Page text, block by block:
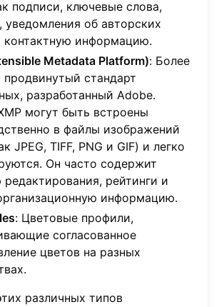
подписи, ключевые слова,
уведомления об авторских
контактную информацию.
Metadata Platform): Более
продвинутый стандарт
разработанный Adobe.
могут быть встроены
в файлы изображений
JPEG, TIFF, PNG и GIF) и легко
Он часто содержит
рейтинги и
информацию.
: Цветовые профили,
согласованное
цветов на разных
различных типов